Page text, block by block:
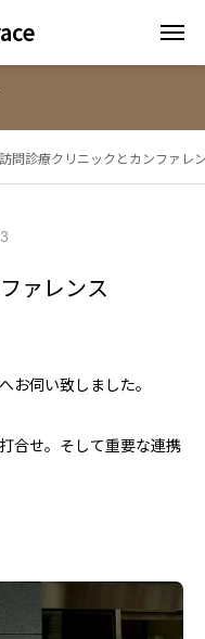
訪問診療クリニックとカンファレ
ァレンス
お伺い致しました。
合せ。そして重要な連携